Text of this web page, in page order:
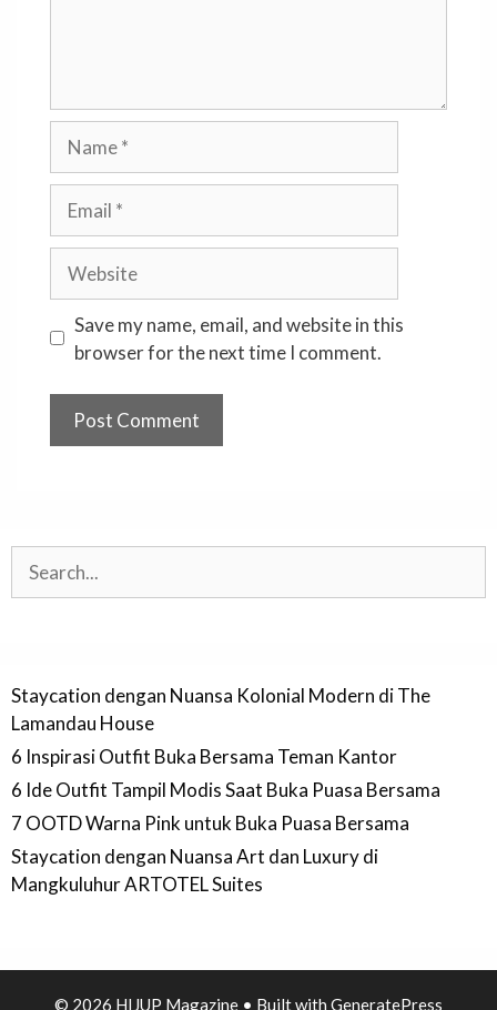
Save my name, email, and website in this
browser for the next time I comment.
Staycation dengan Nuansa Kolonial Modern di The
Lamandau House
6 Inspirasi Outfit Buka Bersama Teman Kantor
6 Ide Outfit Tampil Modis Saat Buka Puasa Bersama
7 OOTD Warna Pink untuk Buka Puasa Bersama
Staycation dengan Nuansa Art dan Luxury di
Mangkuluhur ARTOTEL Suites
© 2026 HIJUP Magazine • Built with GeneratePress